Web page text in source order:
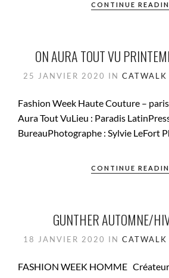
CONTINUE
ON AURA TOUT VU
25 JANVIER 2020 IN CATWALK
Fashion Week Haute Couture –
Aura Tout VuLieu : Paradis
BureauPhotographe : Sylvie LeFort
CONTINUE
GUNTHER AUTOMNE/
18 JANVIER 2020 IN CATWALK
FASHION WEEK HOMME Créateur